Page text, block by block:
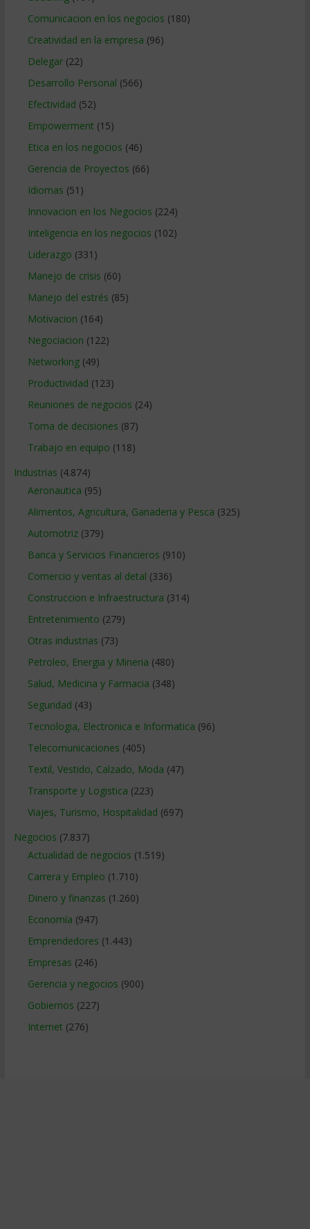
Comunicacion en los negocios (180)
Creatividad en la empresa (96)
Delegar(22)
Desarrollo Personal (566)
Efectividad (52)
Empowerment (15)
Etica en los negocios (46)
Gerencia de Proyectos (66)
Idiomas (51)
Innovacion en los Negocios (224)
Inteligencia en los negocios (102)
Liderazgo (331)
Manejo de crisis (60)
Manejo del estrés (85)
Motivacion (164)
Negociacion (122)
Networking(49)
Productividad (123)
Reuniones de negocios (24)
Toma de decisiones (87)
Trabajo en equipo (118)
Industrias (4.874)
Aeronautica (95)
Alimentos, Agricultura, Ganaderia y Pesca (325)
Automotriz(379)
Banca y Servicios Financieros (910)
Comercio y ventas al detal (336)
Construccion e Infraestructura (314)
Entretenimiento (279)
Otras industrias (73)
Petroleo, Energia y Mineria (480)
Salud, Medicina y Farmacia (348)
Seguridad (43)
Tecnologia, Electronica e Informatica (96)
Telecomunicaciones (405)
Textil, Vestido, Calzado, Moda (47)
Transporte y Logistica (223)
Viajes, Turismo, Hospitalidad (697)
Negocios (7.837)
Actualidad de negocios (1.519)
Carrera y Empleo (1.710)
Dinero y finanzas (1.260)
Economía (947)
Emprendedores (1.443)
Empresas (246)
Gerencia y negocios (900)
Gobiernos (227)
Internet (276)